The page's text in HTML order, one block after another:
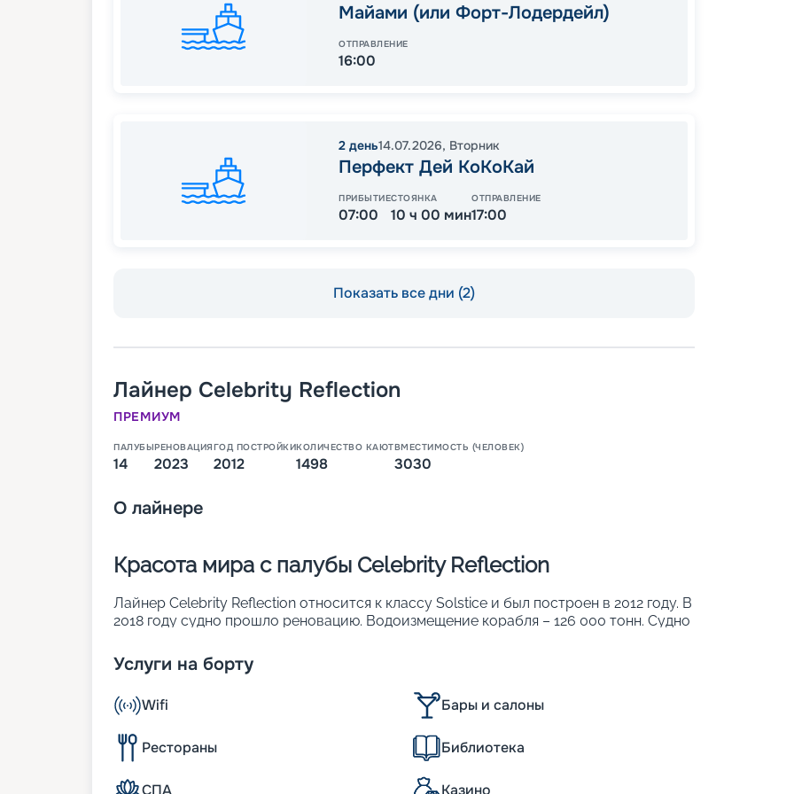
Майами (или Форт-Лодердейл)
ОТПРАВЛЕНИЕ
16:00
2 день14.07.2026, Вторник
Перфект Дей КоКоКай
ПРИБЫТИЕ
07:00
СТОЯНКА
10 ч 00 мин
ОТПРАВЛЕНИЕ
17:00
Показать все дни (2)
Лайнер Celebrity Reflection
ПРЕМИУМ
ПАЛУБЫ
14
РЕНОВАЦИЯ
2023
ГОД ПОСТРОЙКИ
2012
КОЛИЧЕСТВО КАЮТ
1498
ВМЕСТИМОСТЬ (ЧЕЛОВЕК)
3030
О лайнере
Красота мира с палубы Celebrity Reflection
Лайнер Celebrity Reflection относится к классу Solstice и был построен в 2012 году. В
2018 году судно прошло реновацию. Водоизмещение корабля – 126 000 тонн. Судно
туристов ждет:
• уникальные стеклянные лифты, которые обеспечивают панорамный вид на океан;
• открытые бассейны с лежаками;
• уникальный зеленый газон, на котором можно наслаждаться пикниками.
грамотно составленная развлекательная программа на каждый день.
Солнцестояние во всей красе
Услуги на борту
Wifi Бары и салоны
Рестораны Библиотека
СПА Казино